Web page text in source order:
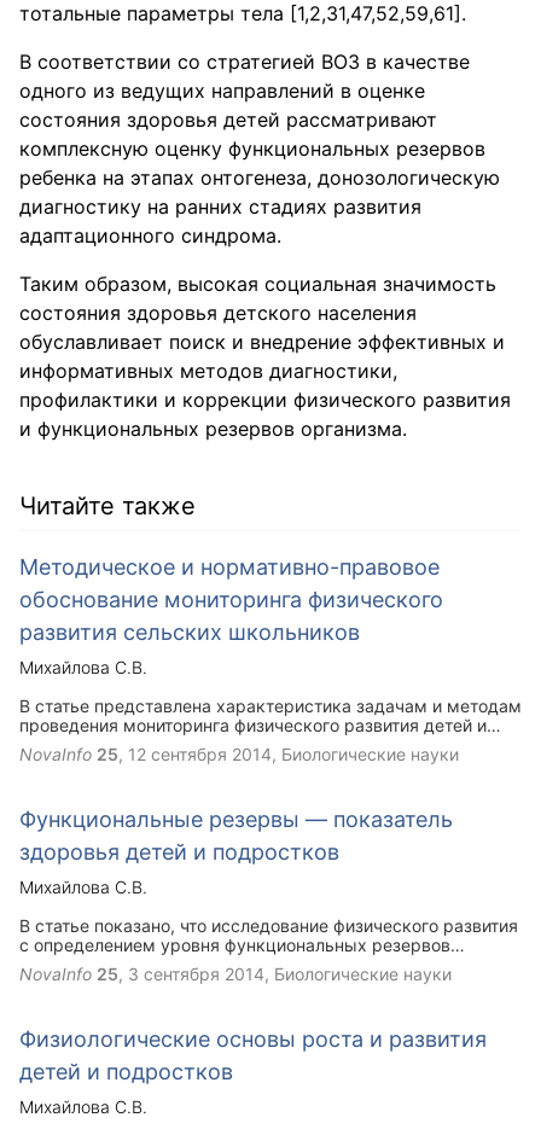
тотальные параметры тела [1,2,31,47,52,59,61].
В соответствии со стратегией ВОЗ в качестве
одного из ведущих направлений в оценке
состояния здоровья детей рассматривают
комплексную оценку функциональных резервов
ребенка на этапах онтогенеза, донозологическую
диагностику на ранних стадиях развития
адаптационного синдрома.
Таким образом, высокая социальная значимость
состояния здоровья детского населения
обуславливает поиск и внедрение эффективных и
информативных методов диагностики,
профилактики и коррекции физического развития
и функциональных резервов организма.
Читайте также
Методическое и нормативно-правовое
обоснование мониторинга физического
развития сельских школьников
Михайлова С.В.
В статье представлена характеристика задачам и методам
проведения мониторинга физического развития детей и
подростков. На примере исследования, проведенного
среди сельских школьников Нижегородской области,
выполнение задач мониторинга физического развития
детей, подростков и молодежи.
NovaInfo 25, 12 сентября 2014, Биологические науки
Функциональные резервы — показатель
здоровья детей и подростков
Михайлова С.В.
В статье показано, что исследование физического развития
с определением уровня функциональных резервов
позволяет значительно углубить информацию, как о
морфофункциональном развитии организма ребенка, так и
NovaInfo 25, 3 сентября 2014, Биологические науки
Физиологические основы роста и развития
детей и подростков
Михайлова С.В.